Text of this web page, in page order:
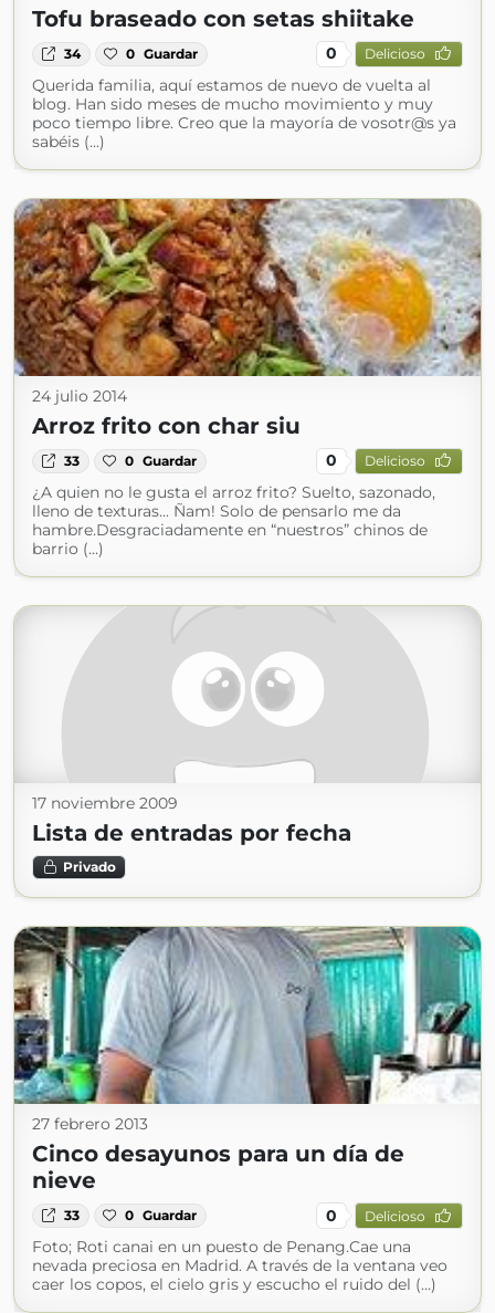
Tofu braseado con setas shiitake
34 0 Guardar 0 Delicioso
Querida familia, aquí estamos de nuevo de vuelta al
blog. Han sido meses de mucho movimiento y muy
poco tiempo libre. Creo que la mayoría de vosotr@s ya
sabéis (...)
24 julio 2014
Arroz frito con char siu
33 0 Guardar 0 Delicioso
¿A quien no le gusta el arroz frito? Suelto, sazonado,
lleno de texturas... Ñam! Solo de pensarlo me da
hambre.Desgraciadamente en “nuestros” chinos de
barrio (...)
17 noviembre 2009
Lista de entradas por fecha
Privado
27 febrero 2013
Cinco desayunos para un día de
nieve
33 0 Guardar 0 Delicioso
Foto; Roti canai en un puesto de Penang.Cae una
nevada preciosa en Madrid. A través de la ventana veo
caer los copos, el cielo gris y escucho el ruido del (...)